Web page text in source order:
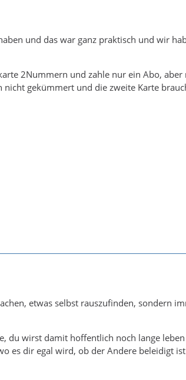
und das war ganz praktisch und wir
2Nummern und zahle nur ein Abo,
gekümmert und die zweite Karte
etwas selbst rauszufinden, sondern
du wirst damit hoffentlich noch lange
es dir egal wird, ob der Andere beleidigt